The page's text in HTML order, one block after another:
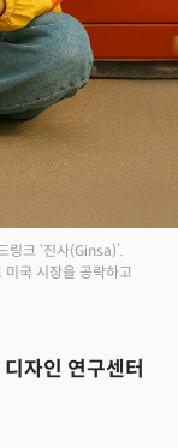
크 ‘진사(Ginsa)’.
국 시장을 공략하고
자인 연구센터